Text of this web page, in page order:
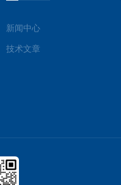
新闻中心
技术文章